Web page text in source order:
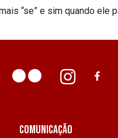
“se” e sim quando ele
Comunicação